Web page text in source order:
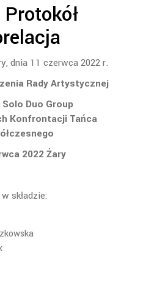
dnia 1 1 czerwca 2022r.
Rady Artystycznej
Solo Duo Group
Konfrontacji Tańca
2022Żary
składzie: